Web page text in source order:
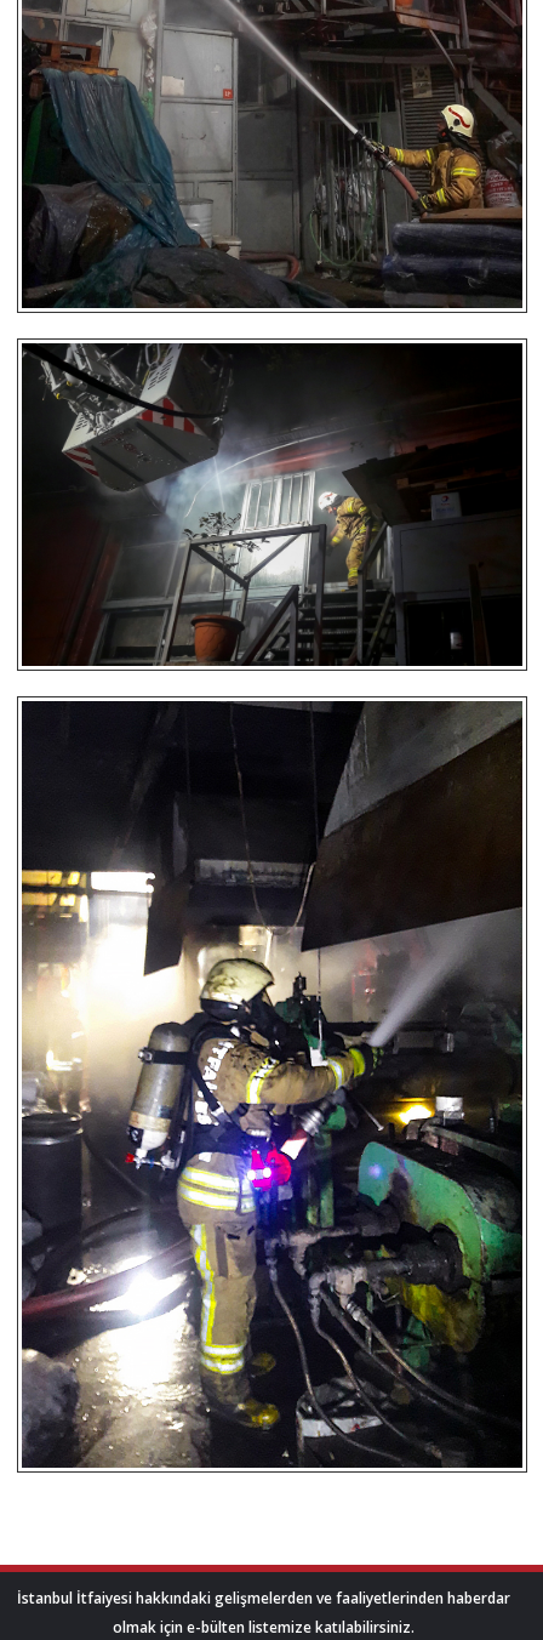
İstanbul İtfaiyesi hakkındaki gelişmelerden ve faaliyetlerinden haberdar
olmak için e-bülten listemize katılabilirsiniz.